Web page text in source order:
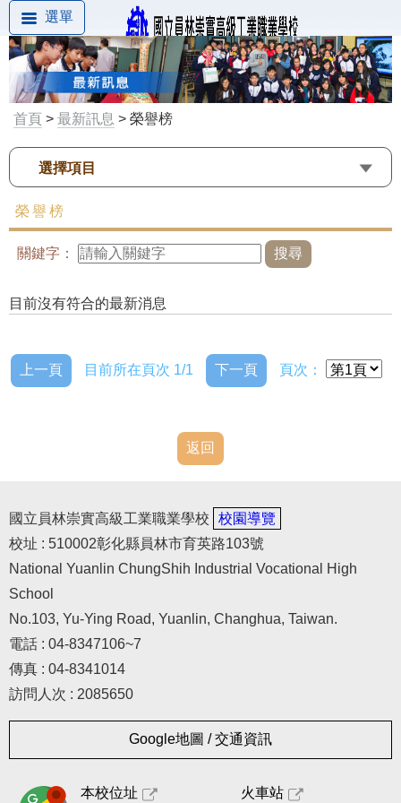
選單
首頁 > 最新訊息 > 榮譽榜
選擇項目
榮譽榜
關鍵字：
目前沒有符合的最新消息
上一頁 目前所在頁次 1/1 下一頁 頁次：
返回
國立員林崇實高級工業職業學校
校園導覽
校址 : 510002彰化縣員林市育英路103號
National Yuanlin ChungShih Industrial Vocational High
School
No.103, Yu-Ying Road, Yuanlin, Changhua, Taiwan.
電話 : 04-8347106~7
傳真 : 04-8341014
訪問人次 : 2085650
Google地圖 / 交通資訊
本校位址 火車站